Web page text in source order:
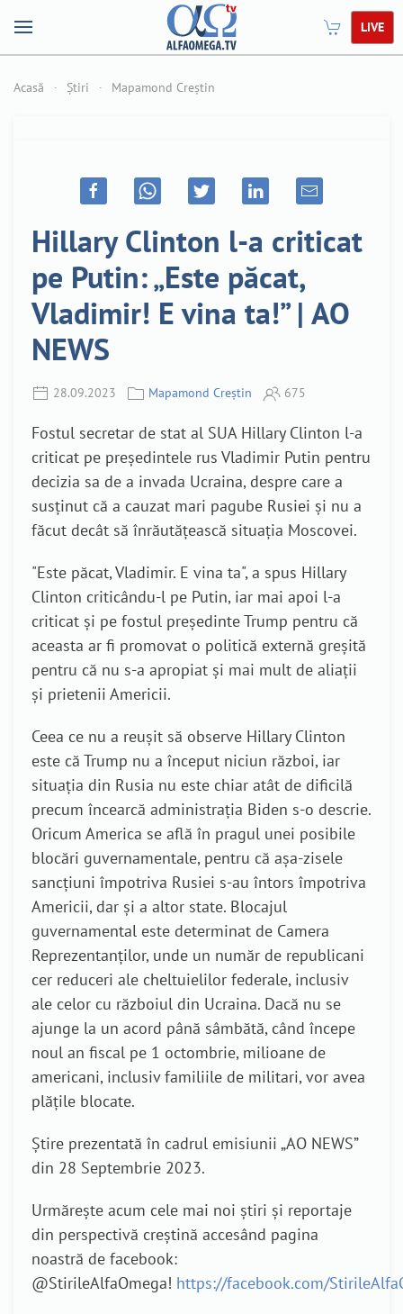
LIVE
Acasă Știri Mapamond Creștin
Hillary Clinton l-a criticat
pe Putin: „Este păcat,
Vladimir! E vina ta!” | AO
NEWS
28.09.2023 Mapamond Creștin 675
Fostul secretar de stat al SUA Hillary Clinton l-a
criticat pe președintele rus Vladimir Putin pentru
decizia sa de a invada Ucraina, despre care a
susținut că a cauzat mari pagube Rusiei și nu a
făcut decât să înrăutățească situația Moscovei.
"Este păcat, Vladimir. E vina ta", a spus Hillary
Clinton criticându-l pe Putin, iar mai apoi l-a
criticat și pe fostul președinte Trump pentru că
aceasta ar fi promovat o politică externă greșită
pentru că nu s-a apropiat și mai mult de aliații
și prietenii Americii.
Ceea ce nu a reușit să observe Hillary Clinton
este că Trump nu a început niciun război, iar
situația din Rusia nu este chiar atât de dificilă
precum încearcă administrația Biden s-o descrie.
Oricum America se află în pragul unei posibile
blocări guvernamentale, pentru că așa-zisele
sancțiuni împotriva Rusiei s-au întors împotriva
Americii, dar și a altor state. Blocajul
guvernamental este determinat de Camera
Reprezentanților, unde un număr de republicani
cer reduceri ale cheltuielilor federale, inclusiv
ale celor cu războiul din Ucraina. Dacă nu se
ajunge la un acord până sâmbătă, când începe
noul an fiscal pe 1 octombrie, milioane de
americani, inclusiv familiile de militari, vor avea
plățile blocate.
Știre prezentată în cadrul emisiunii „AO NEWS”
din 28 Septembrie 2023.
Urmărește acum cele mai noi știri și reportaje
din perspectivă creștină accesând pagina
noastră de facebook:
@StirileAlfaOmega! https://facebook.com/